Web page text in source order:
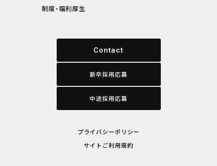
制度・福利厚生
Contact
新卒採用応募
中途採用応募
プライバシーポリシー
サイトご利用規約